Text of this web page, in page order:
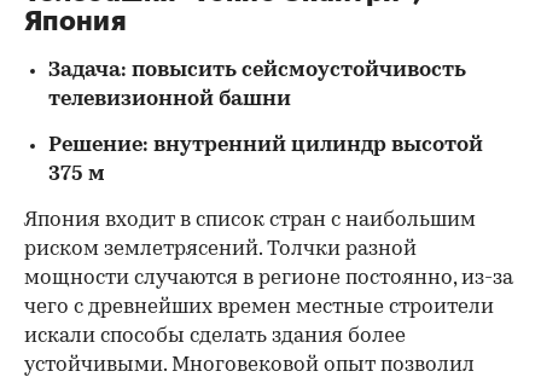
Япония
Задача: повысить сейсмоустойчивость
телевизионной башни
Решение: внутренний цилиндр высотой
375 м
Япония входит в список стран с наибольшим
риском землетрясений. Толчки разной
мощности случаются в регионе постоянно, из-за
чего с древнейших времен местные строители
искали способы сделать здания более
устойчивыми. Многовековой опыт позволил